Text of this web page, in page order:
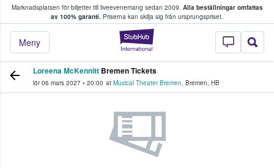
Marknadsplatsen för biljetter till liveevenemang sedan 2009. Alla beställningar omfattas
av 100% garanti. Priserna kan skilja sig från ursprungspriset.
StubHub – där
Meny
köper och säljer biljetter.
Loreena McKennitt Bremen Tickets
lör 06 mars 2027 • 20:00 at Musical Theater Bremen, Bremen, HB